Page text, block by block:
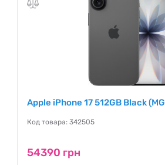
Apple iPhone 17 512GB Black
Код товара: 342505
54390 грн